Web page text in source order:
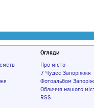
Огляди
Про місто
7 Чудес Запоріжжя
Фотоальбом
Обличчя нашого
RSS